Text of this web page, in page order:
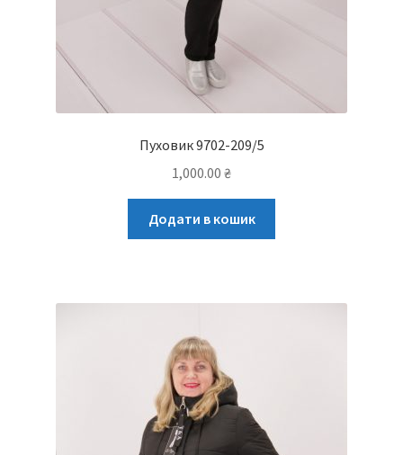
Пуховик 9702-209/5
1,000.00 ₴
Додати в кошик